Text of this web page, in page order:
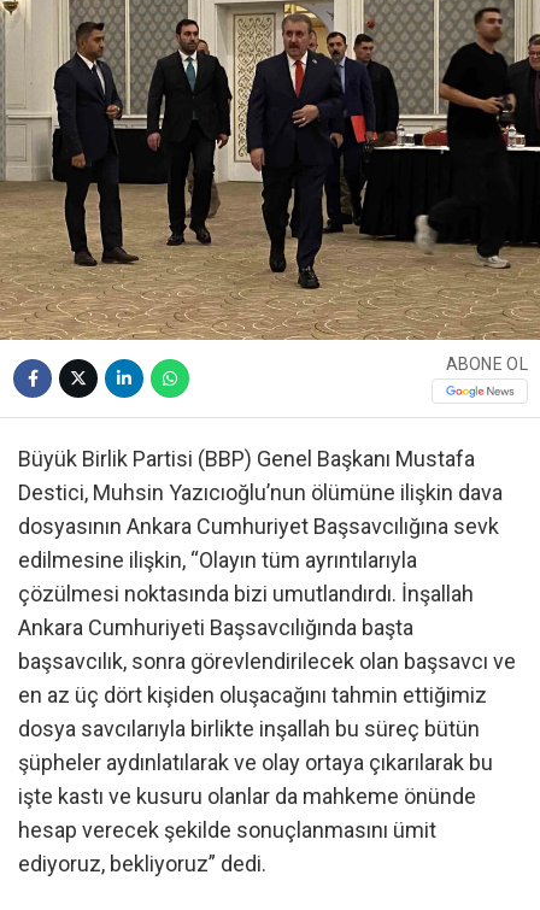
ABONE OL
Büyük Birlik Partisi (BBP) Genel Başkanı Mustafa
Destici, Muhsin Yazıcıoğlu’nun ölümüne ilişkin dava
dosyasının Ankara Cumhuriyet Başsavcılığına sevk
edilmesine ilişkin, “Olayın tüm ayrıntılarıyla
çözülmesi noktasında bizi umutlandırdı. İnşallah
Ankara Cumhuriyeti Başsavcılığında başta
başsavcılık, sonra görevlendirilecek olan başsavcı ve
en az üç dört kişiden oluşacağını tahmin ettiğimiz
dosya savcılarıyla birlikte inşallah bu süreç bütün
şüpheler aydınlatılarak ve olay ortaya çıkarılarak bu
işte kastı ve kusuru olanlar da mahkeme önünde
hesap verecek şekilde sonuçlanmasını ümit
ediyoruz, bekliyoruz” dedi.